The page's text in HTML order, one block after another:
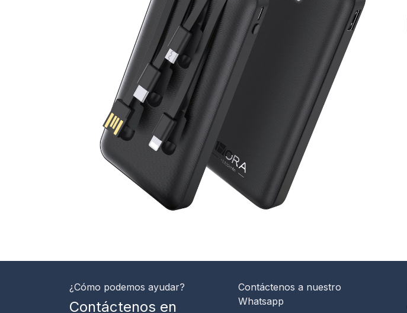
¿Cómo podemos ayudar?
Contáctenos en
Contáctenos a nuestro
Whatsapp